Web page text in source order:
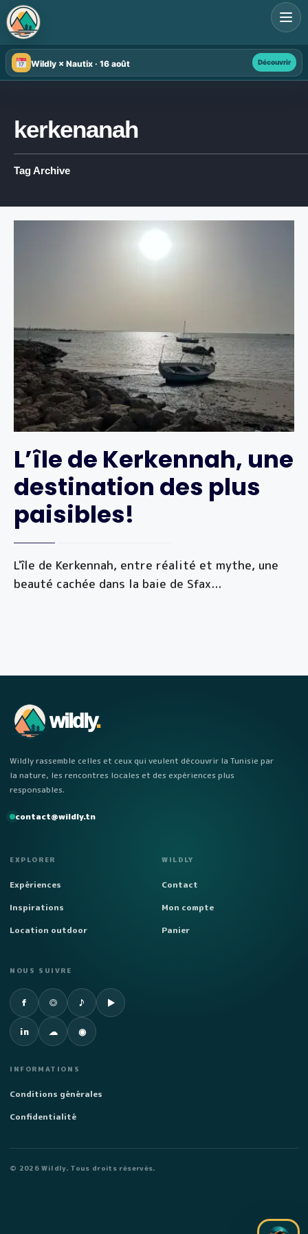
Wildly × Nautix · 16 août Découvrir
kerkenanah
Tag Archive
L’île de Kerkennah, une
destination des plus
paisibles!
L'île de Kerkennah, entre réalité et mythe, une
beauté cachée dans la baie de Sfax...
Search
for:
wildly.
Wildly rassemble celles et ceux qui veulent découvrir la Tunisie par
la nature, les rencontres locales et des expériences plus
responsables.
contact@wildly.tn
EXPLORER
Expériences
Inspirations
Location outdoor
WILDLY
Contact
Mon compte
Panier
NOUS SUIVRE
f
Facebook◎
Instagram♪
TikTok ▶
YouTube
in
LinkedIn ☁
SoundCloud
◉
Spotify
INFORMATIONS
Conditions générales
Confidentialité
© 2026 Wildly. Tous droits réservés.